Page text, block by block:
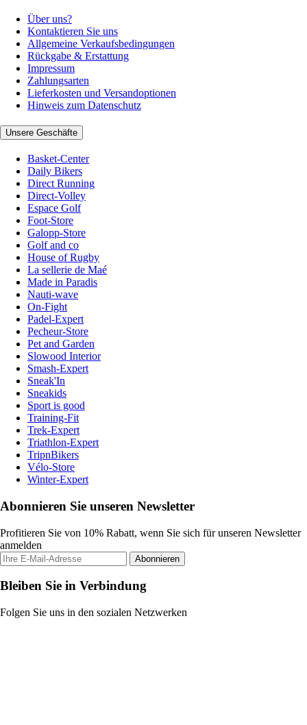
Über uns?
Kontaktieren Sie uns
Allgemeine Verkaufsbedingungen
Rückgabe & Erstattung
Impressum
Zahlungsarten
Lieferkosten und Versandoptionen
Hinweis zum Datenschutz
Unsere Geschäfte
Basket-Center
Daily Bikers
Direct Running
Direct-Volley
Espace Golf
Foot-Store
Galopp-Store
Golf and co
House of Rugby
La sellerie de Maé
Made in Paradis
Nauti-wave
On-Fight
Padel-Expert
Pecheur-Store
Pet and Garden
Slowood Interior
Smash-Expert
Sneak'In
Sneakids
Sport is good
Training-Fit
Trek-Expert
Triathlon-Expert
TripnBikers
Vélo-Store
Winter-Expert
Abonnieren Sie unseren Newsletter
Profitieren Sie von 10% Rabatt, wenn Sie sich für unseren Newsletter
anmelden
Abonnieren
Bleiben Sie in Verbindung
Folgen Sie uns in den sozialen Netzwerken